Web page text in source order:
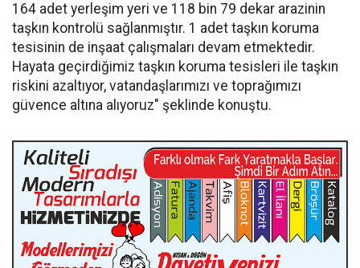
164 adet yerleşim yeri ve 118 bin 79 dekar arazinin
taşkın kontrolü sağlanmıştır. 1 adet taşkın koruma
tesisinin de inşaat çalışmaları devam etmektedir.
Hayata geçirdiğimiz taşkın koruma tesisleri ile taşkın
riskini azaltıyor, vatandaşlarımızı ve toprağımızı
güvence altına alıyoruz" şeklinde konuştu.